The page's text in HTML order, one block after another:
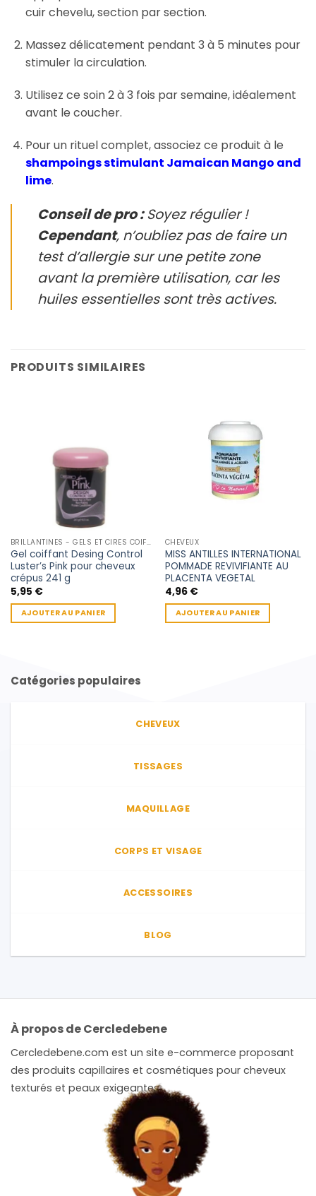
cuir chevelu, section par section.
Massez délicatement pendant 3 à 5 minutes pour
stimuler la circulation.
Utilisez ce soin 2 à 3 fois par semaine, idéalement
avant le coucher.
Pour un rituel complet, associez ce produit à le
shampoings stimulant Jamaican Mango and
lime.
Conseil de pro :Soyez régulier !
Cependant, n’oubliez pas de faire un
test d’allergie sur une petite zone
avant la première utilisation, car les
huiles essentielles sont très actives.
PRODUITS SIMILAIRES
BRILLANTINES - GELS ET CIRES COIFFANTE
Gel coiffant Desing Control
Luster’s Pink pour cheveux
crépus 241 g
5,95 €
AJOUTER AU PANIER
CHEVEUX
MISS ANTILLES INTERNATIONAL
POMMADE REVIVIFIANTE AU
PLACENTA VEGETAL
4,96 €
AJOUTER AU PANIER
Catégories populaires
CHEVEUX
TISSAGES
MAQUILLAGE
CORPS ET VISAGE
ACCESSOIRES
BLOG
À propos de Cercledebene
Cercledebene.com est un site e-commerce proposant
des produits capillaires et cosmétiques pour cheveux
texturés et peaux exigeantes.